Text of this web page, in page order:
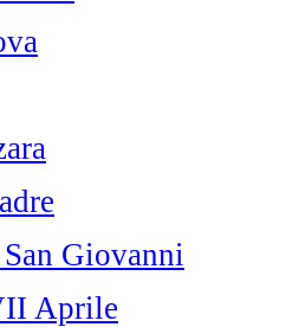
Giovanni
Aprile